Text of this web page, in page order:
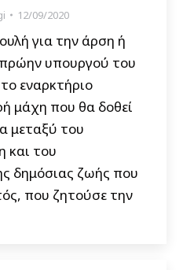
12/09/2020
για την άρση ή
υπουργού του
εναρκτήριο
μάχη που θα δοθεί
μεταξύ του
και του
δημόσιας ζωής που
που ζητούσε την